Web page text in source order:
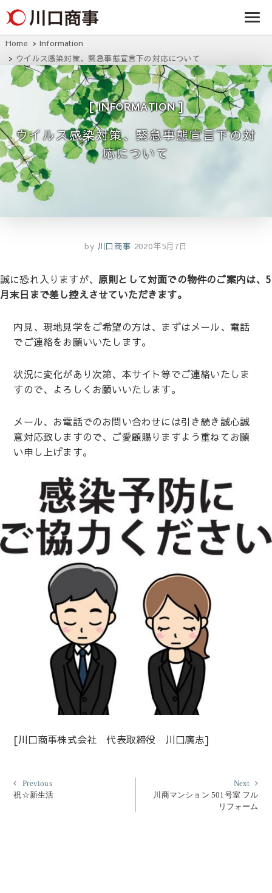
事株式
会社
アパート・マンシ
ョン・マンショ
ン・店舗・事務所
社
Home
Information
ウイルス感染対策、緊急事態宣言下の対応について
INFORMATION
ウイルス感染対策、緊急事態宣言下の対
応について
by 川口商事 2020年5月7日
誠に恐れ入りますが、 原則として対面での物件のご案内は、5
月末日まで差し控えさせていただきます。
内見、現地見学をご希望の方は、まずはメール、電話
でご連絡をお願いいたします。
状況に変化があり次第、本サイト等でご連絡いたしま
すので、よろしくお願いいたします。
メール、お電話でのお問い合わせには引き続き誠心誠
意対応致しますので、ご愛顧賜りますよう重ねてお願
い申し上げます。
[川口商事株式会社 代表取締役 川口廣志]
投
稿
PreviousPrevious
post:
祝☆新生活
Next
川商マンション 501号室 フル
リフォーム